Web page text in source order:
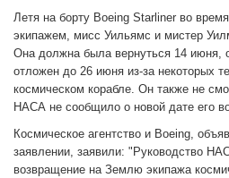
Летя на борту Boeing Starliner во
экипажем, мисс Уильямс и мистер
Она должна была вернуться 14 июня,
отложен до 26 июня из-за некоторых
космическом корабле. Он также не
НАСА не сообщило о новой дате его
Космическое агентство и Boeing,
заявлении, заявили: "Руководство
возвращение на Землю экипажа